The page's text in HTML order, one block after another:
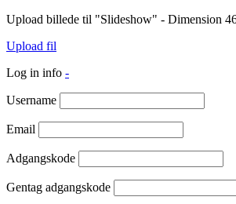
Upload billede til "Slideshow" - Dimension
Upload fil
Log in info -
Username
Email
Adgangskode
Gentag adgangskode